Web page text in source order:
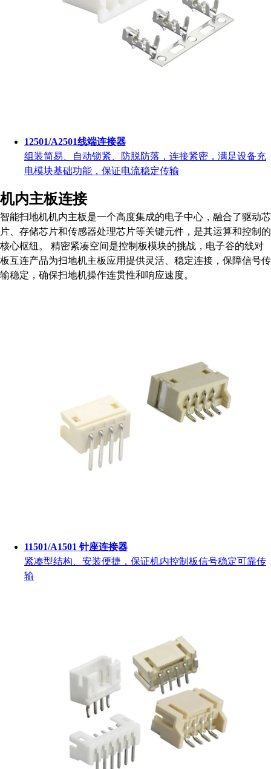
12501/A2501线端连接器
组装简易、自动锁紧、防脱防落，连接紧密，满足设备充
电模块基础功能，保证电流稳定传输
机内主板连接
智能扫地机机内主板是一个高度集成的电子中心，融合了驱动芯
片、存储芯片和传感器处理芯片等关键元件，是其运算和控制的
核心枢纽。 精密紧凑空间是控制板模块的挑战，电子谷的线对
板互连产品为扫地机主板应用提供灵活、稳定连接，保障信号传
输稳定，确保扫地机操作连贯性和响应速度。
11501/A1501 针座连接器
紧凑型结构、安装便捷，保证机内控制板信号稳定可靠传
输